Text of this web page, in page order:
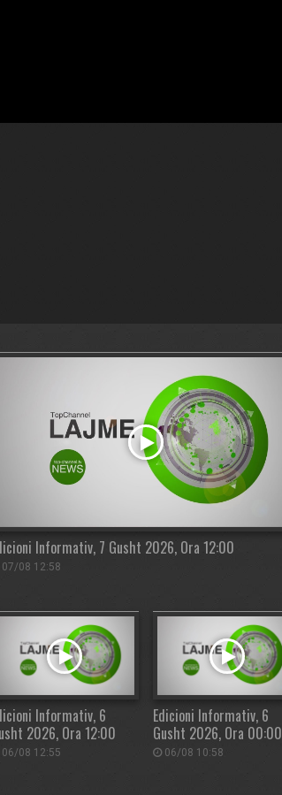
Informativ, 7 Gusht 2026, Ora 12:00
07/08 12:58
Informativ, 6
2026, Ora 12:00
06/08 12:55
Edicioni Informativ, 6
Gusht 2026, Ora 00:00
06/08 10:58